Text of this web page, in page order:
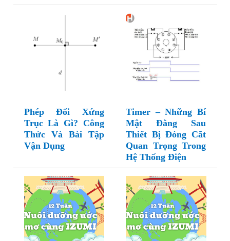
Phép Đối Xứng
Trục Là Gì? Công
Thức Và Bài Tập
Vận Dụng
Timer – Những Bí
Mật Đằng Sau
Thiết Bị Đóng Cắt
Quan Trọng Trong
Hệ Thống Điện